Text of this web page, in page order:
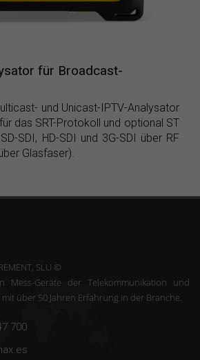
für Broadcast-
und Unicast-IPTV-Analysator
das SRT-Protokoll und optional ST
SDI, HD-SDI und 3G-SDI über RF
Glasfaser).
SLU ©
Mess-Geräte der Telekommunikation und
über 50 Jahren Erfahrung in der Branche.
700